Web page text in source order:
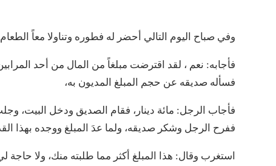
وفي صباح اليوم التالي أحضر له فطوره وتناولا معاً
فأجابه: نعم ، لقد اقترضت مبلغاً من المال من أحد
فسأله صديقه عن حجم المبلغ المديون به،
فأجاب الرجل: مائة دينار، فقام الصديق ودخل البيت،
ففرح الرجل وشكر صديقه، ولما عدَ المبلغ ووجده بهذا
استغرب وقال: هذا المبلغ أكثر مما طلبته منك، ولا حاجة